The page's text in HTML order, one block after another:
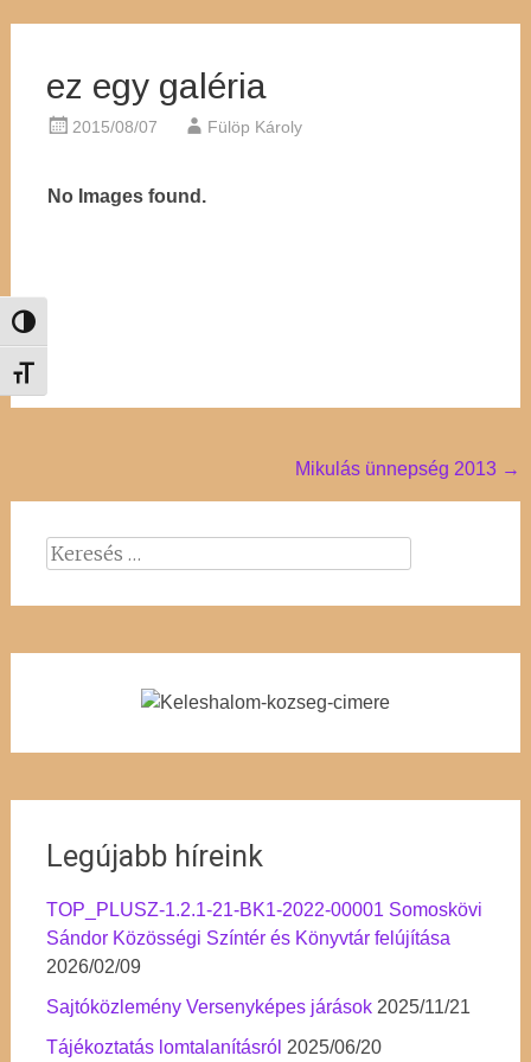
Nagy kontraszt váltása
Betűméret váltása
ez egy galéria
2015/08/07 Fülöp Károly
No Images found.
navigation
Mikulás ünnepség 2013 →
Keresés:
Legújabb híreink
TOP_PLUSZ-1.2.1-21-BK1-2022-00001 Somoskövi
Sándor Közösségi Színtér és Könyvtár felújítása
2026/02/09
Sajtóközlemény Versenyképes járások 2025/11/21
Tájékoztatás lomtalanításról 2025/06/20